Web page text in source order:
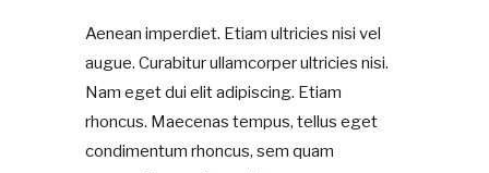
Aenean imperdiet. Etiam ultricies nisi vel
augue. Curabitur ullamcorper ultricies nisi.
Nam eget dui elit adipiscing. Etiam
rhoncus. Maecenas tempus, tellus eget
condimentum rhoncus, sem quam